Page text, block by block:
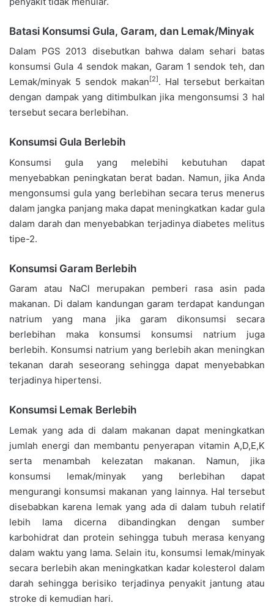
Batasi Konsumsi Gula, Garam, dan Lemak/Minyak
Dalam PGS 2013 disebutkan bahwa dalam sehari batas
konsumsi Gula 4 sendok makan, Garam 1 sendok teh, dan
Lemak/minyak 5 sendok makan [2] . Hal tersebut berkaitan
dengan dampak yang ditimbulkan jika mengonsumsi 3 hal
tersebut secara berlebihan.
Konsumsi Gula Berlebih
Konsumsi gula yang melebihi kebutuhan dapat
menyebabkan peningkatan berat badan. Namun, jika Anda
mengonsumsi gula yang berlebihan secara terus menerus
dalam jangka panjang maka dapat meningkatkan kadar gula
dalam darah dan menyebabkan terjadinya diabetes melitus
tipe-2.
Konsumsi Garam Berlebih
Garam atau NaCl merupakan pemberi rasa asin pada
makanan. Di dalam kandungan garam terdapat kandungan
natrium yang mana jika garam dikonsumsi secara
berlebihan maka konsumsi konsumsi natrium juga
berlebih. Konsumsi natrium yang berlebih akan meningkan
tekanan darah seseorang sehingga dapat menyebabkan
terjadinya hipertensi.
Konsumsi Lemak Berlebih
Lemak yang ada di dalam makanan dapat meningkatkan
jumlah energi dan membantu penyerapan vitamin A,D,E,K
serta menambah kelezatan makanan. Namun, jika
konsumsi lemak/minyak yang berlebihan dapat
mengurangi konsumsi makanan yang lainnya. Hal tersebut
disebabkan karena lemak yang ada di dalam tubuh relatif
lebih lama dicerna dibandingkan dengan sumber
karbohidrat dan protein sehingga tubuh merasa kenyang
dalam waktu yang lama. Selain itu, konsumsi lemak/minyak
secara berlebih akan meningkatkan kadar kolesterol dalam
darah sehingga berisiko terjadinya penyakit jantung atau
stroke di kemudian hari.